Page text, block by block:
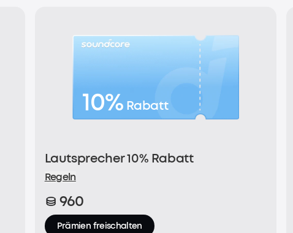
10% Rabatt
Lautsprecher 10% Rabatt
Regeln
960
Prämien freischalten